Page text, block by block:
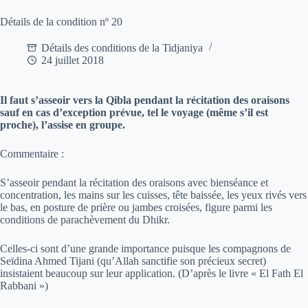
Détails de la condition nº 20
Détails des conditions de la Tidjaniya
24 juillet 2018
Il faut s’asseoir vers la Qibla pendant la récitation des oraisons
sauf en cas d’exception prévue, tel le voyage (même s’il est
proche), l’assise en groupe.
Commentaire :
S’asseoir pendant la récitation des oraisons avec bienséance et
concentration, les mains sur les cuisses, tête baissée, les yeux rivés vers
le bas, en posture de prière ou jambes croisées, figure parmi les
conditions de parachèvement du Dhikr.
Celles-ci sont d’une grande importance puisque les compagnons de
Seïdina Ahmed Tijani (qu’Allah sanctifie son précieux secret)
insistaient beaucoup sur leur application. (D’après le livre « El Fath El
Rabbani »)